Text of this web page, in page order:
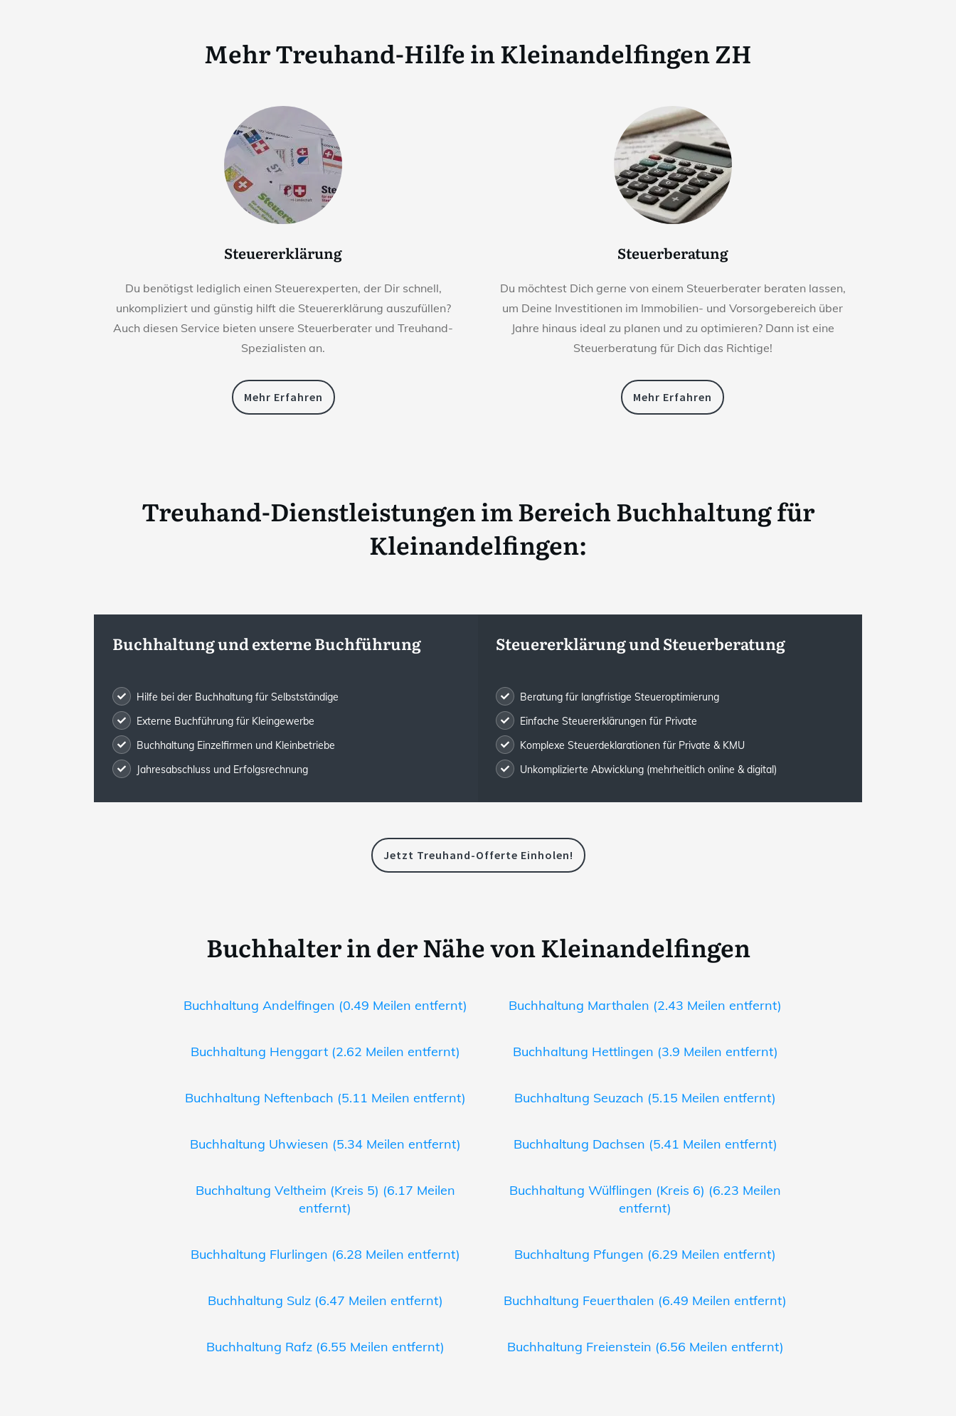
Mehr Treuhand-Hilfe inKleinandelfingen ZH
Steuererklärung
Du benötigst lediglich einen Steuerexperten, der Dir schnell,
unkompliziert und günstig hilft die Steuererklärung auszufüllen?
Auch diesen Service bieten unsere Steuerberater und Treuhand-
Spezialisten an.
Mehr Erfahren
Steuerberatung
Du möchtest Dich gerne von einem Steuerberater beraten lassen,
um Deine Investitionen im Immobilien- und Vorsorgebereich über
Jahre hinaus ideal zu planen und zu optimieren? Dann ist eine
Steuerberatung für Dich das Richtige!
Mehr Erfahren
Treuhand-Dienstleistungen im Bereich Buchhaltung für
Kleinandelfingen:
Buchhaltung und externe Buchführung
Hilfe bei der Buchhaltung für Selbstständige
Externe Buchführung für Kleingewerbe
Buchhaltung Einzelfirmen und Kleinbetriebe
Jahresabschluss und Erfolgsrechnung
Steuererklärung und Steuerberatung
Beratung für langfristige Steueroptimierung
Einfache Steuererklärungen für Private
Komplexe Steuerdeklarationen für Private & KMU
Unkomplizierte Abwicklung (mehrheitlich online & digital)
Jetzt Treuhand-Offerte Einholen!
Buchhalter in der Nähe von Kleinandelfingen
Buchhaltung Andelfingen (0.49 Meilen entfernt) Buchhaltung Marthalen (2.43 Meilen entfernt)
Buchhaltung Henggart (2.62 Meilen entfernt) Buchhaltung Hettlingen (3.9 Meilen entfernt)
Buchhaltung Neftenbach (5.11 Meilen entfernt) Buchhaltung Seuzach (5.15 Meilen entfernt)
Buchhaltung Uhwiesen (5.34 Meilen entfernt) Buchhaltung Dachsen (5.41 Meilen entfernt)
Buchhaltung Veltheim (Kreis 5) (6.17 Meilen
entfernt)
Buchhaltung Wülflingen (Kreis 6) (6.23 Meilen
entfernt)
Buchhaltung Flurlingen (6.28 Meilen entfernt) Buchhaltung Pfungen (6.29 Meilen entfernt)
Buchhaltung Sulz (6.47 Meilen entfernt) Buchhaltung Feuerthalen (6.49 Meilen entfernt)
Buchhaltung Rafz (6.55 Meilen entfernt) Buchhaltung Freienstein (6.56 Meilen entfernt)